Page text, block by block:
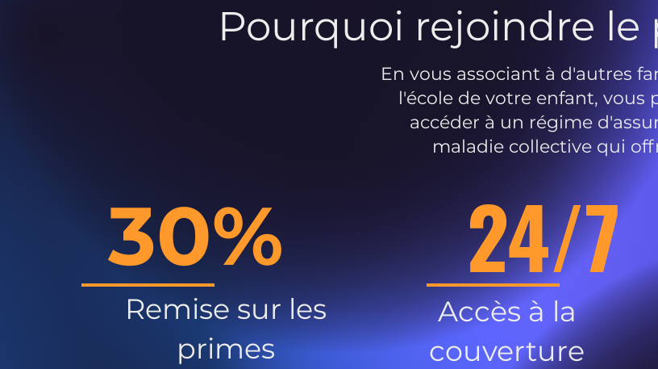
Pourquoi rejoindre
En vous associant à d'autres
l'école de votre enfant, vous
accéder à un régime
maladie collective qui
30%
Remise sur les
primes
24/7
Accès à la
couverture